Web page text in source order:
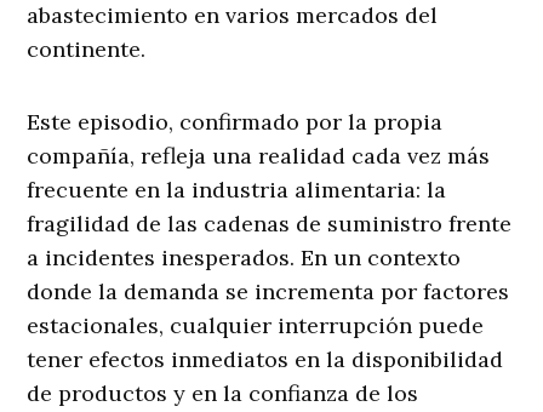
abastecimiento en varios mercados del
continente.
Este episodio, confirmado por la propia
compañía, refleja una realidad cada vez más
frecuente en la industria alimentaria: la
fragilidad de las cadenas de suministro frente
a incidentes inesperados. En un contexto
donde la demanda se incrementa por factores
estacionales, cualquier interrupción puede
tener efectos inmediatos en la disponibilidad
de productos y en la confianza de los